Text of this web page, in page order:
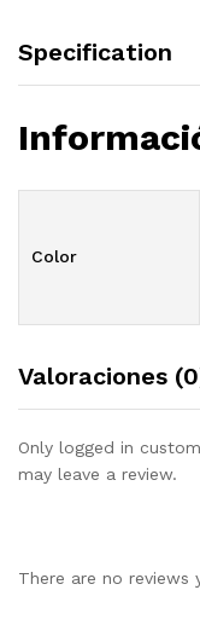
Specification
Color
Valoraciones
Only logged in
may leave a review.
There are no reviews